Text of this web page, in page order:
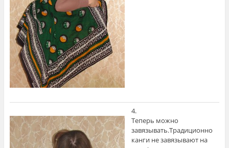
4.
Теперь можно
завязывать.Традиционно
канги не завязывают на